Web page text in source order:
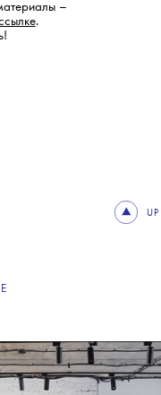
–
.
UP